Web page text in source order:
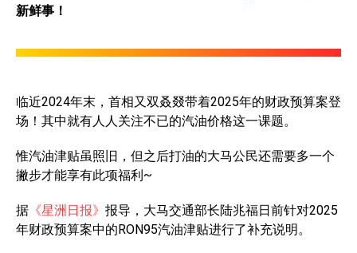
新鲜事！
临近2024年末，首相又双叒叕带着2025年的财政预算案登
场！其中就有人人关注不已的汽油价格这一课题。
惟汽油津贴虽照旧，但之后打油的大马公民还需要多一个
撇步才能享有此项福利~
据 《星洲日报》 报导，大马交通部长陆兆福日前针对2025
年财政预算案中的RON95汽油津贴进行了补充说明。